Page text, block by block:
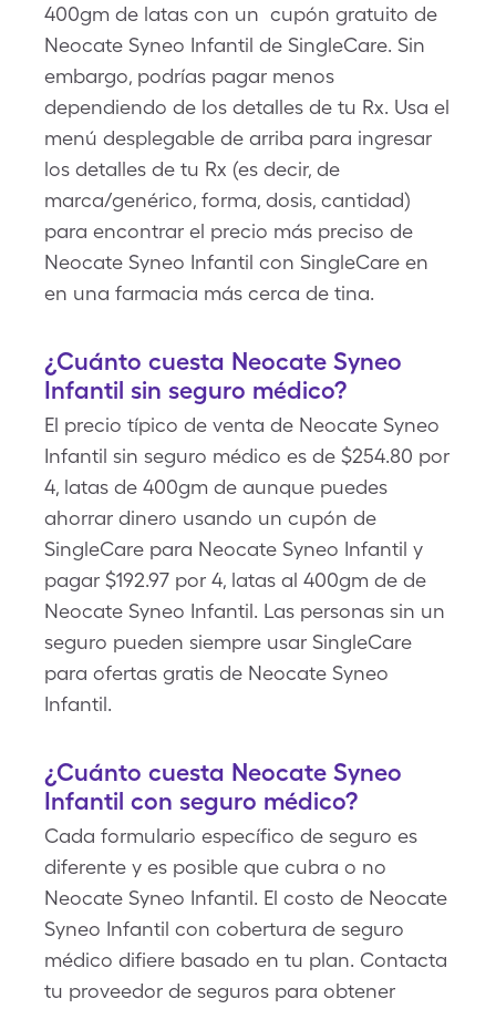
400gm de latas con un cupón gratuito de
Neocate Syneo Infantil de SingleCare. Sin
embargo, podrías pagar menos
dependiendo de los detalles de tu Rx. Usa el
menú desplegable de arriba para ingresar
los detalles de tu Rx (es decir, de
marca/genérico, forma, dosis, cantidad)
para encontrar el precio más preciso de
Neocate Syneo Infantil con SingleCare en
en una farmacia más cerca de tina.
¿Cuánto cuesta Neocate Syneo
Infantil sin seguro médico?
El precio típico de venta de Neocate Syneo
Infantil sin seguro médico es de $254.80 por
4, latas de 400gm de aunque puedes
ahorrar dinero usando un cupón de
SingleCare para Neocate Syneo Infantil y
pagar $192.97 por 4, latas al 400gm de de
Neocate Syneo Infantil. Las personas sin un
seguro pueden siempre usar SingleCare
para ofertas gratis de Neocate Syneo
Infantil.
¿Cuánto cuesta Neocate Syneo
Infantil con seguro médico?
Cada formulario específico de seguro es
diferente y es posible que cubra o no
Neocate Syneo Infantil. El costo de Neocate
Syneo Infantil con cobertura de seguro
médico difiere basado en tu plan. Contacta
tu proveedor de seguros para obtener